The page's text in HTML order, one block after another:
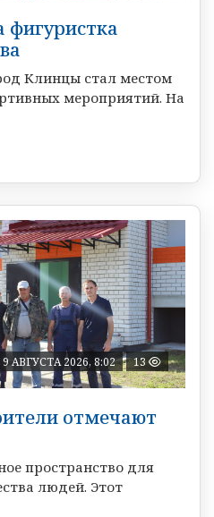
фигуристка
Клинцы стал местом
мероприятий. На
9 АВГУСТА 2026, 8:02 13
отмечают
пространство для
людей. Этот